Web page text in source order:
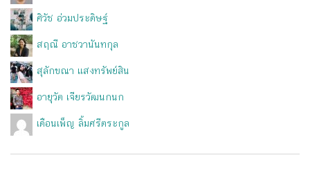
ศิวัช อ่วมประดิษฐ์
สฤณี อาชวานันทกุล
สุลักขณา แสงทรัพย์สิน
อายุวัต เจียรวัฒนกนก
เดือนเพ็ญ ลิ้มศรีตระกูล